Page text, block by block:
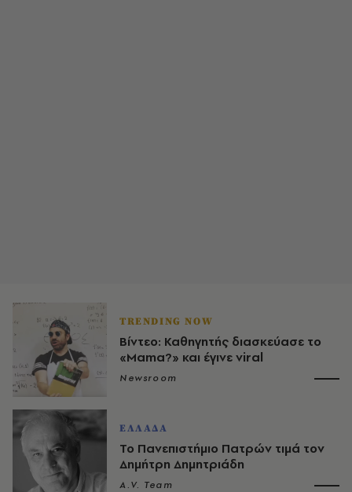
TRENDING NOW
Βίντεο: Καθηγητής διασκεύασε το
«Mama?» και έγινε viral
Newsroom
ΕΛΛΑΔΑ
Το Πανεπιστήμιο Πατρών τιμά τον
Δημήτρη Δημητριάδη
A.V. Team